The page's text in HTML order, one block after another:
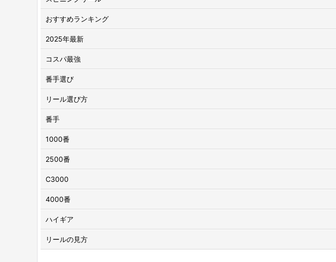
おすすめランキング
2025年最新
コスパ最強
番手選び
リール選び方
番手
1000番
2500番
C3000
4000番
ハイギア
リールの見方